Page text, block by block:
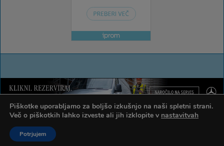
Piškotke uporabljamo za boljšo izkušnjo na naši spletni strani.
Več o piškotkih lahko izveste ali jih izklopite v nastavitvah
Potrjujem